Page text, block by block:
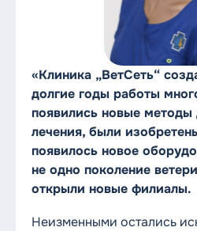
«Клиника „ВетСеть“
долгие годы работы
появились новые методы
лечения, были
появилось новое
не одно поколение
открыли новые филиалы.
Неизменными остались